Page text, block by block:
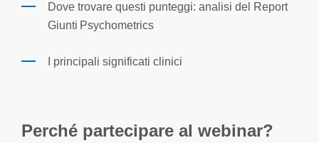
Dove trovare questi punteggi: analisi del Report
Giunti Psychometrics
I principali significati clinici
Perché partecipare al webinar?